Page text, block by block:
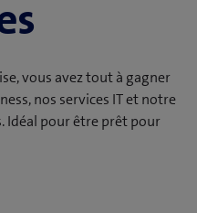
vous avez tout à gagner
nos services IT et notre
Idéal pour être prêt pour